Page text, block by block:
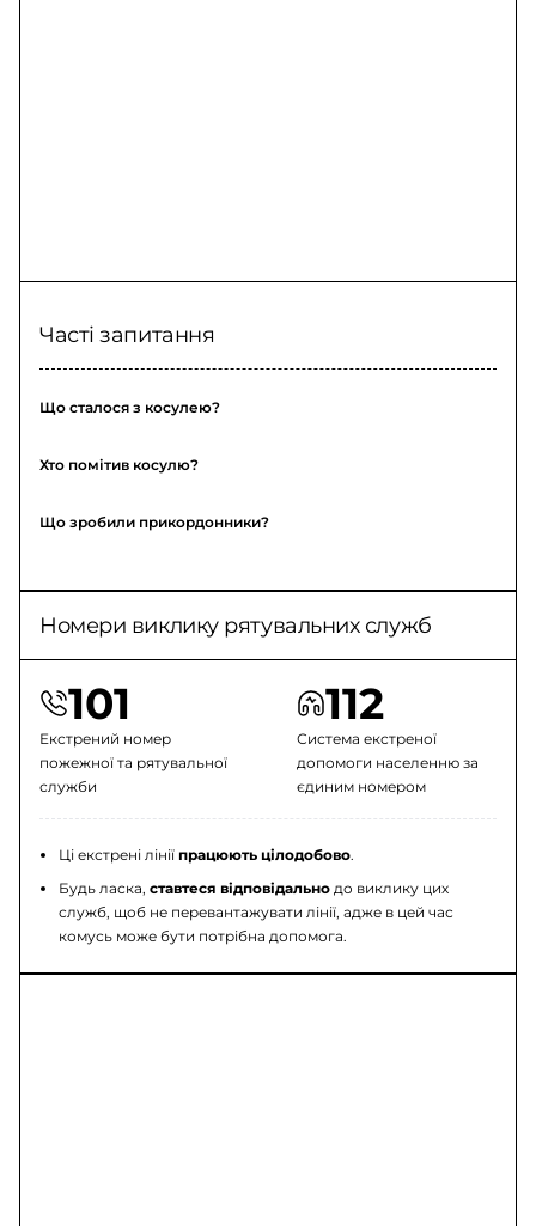
Часті запитання
Що сталося з косулею?
Хто помітив косулю?
Що зробили прикордонники?
Номери виклику рятувальних служб
101
Екстрений номер
пожежної та рятувальної
служби
112
Система екстреної
допомоги населенню за
єдиним номером
Ці екстрені лініїпрацюють цілодобово.
Будь ласка,ставтеся відповідально до виклику цих
служб, щоб не перевантажувати лінії, адже в цей час
комусь може бути потрібна допомога.